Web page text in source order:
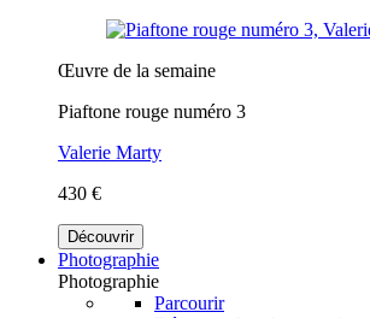
Œuvre de la semaine
Piaftone rouge numéro 3
Valerie Marty
430 €
Découvrir
Photographie
Photographie
Parcourir